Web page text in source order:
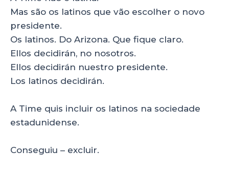
Mas são os latinos que vão escolher o novo
presidente.
Os latinos. Do Arizona. Que fique claro.
Ellos decidirán, no nosotros.
Ellos decidirán nuestro presidente.
Los latinos decidirán.
A Time quis incluir os latinos na sociedade
estadunidense.
Conseguiu – excluir.